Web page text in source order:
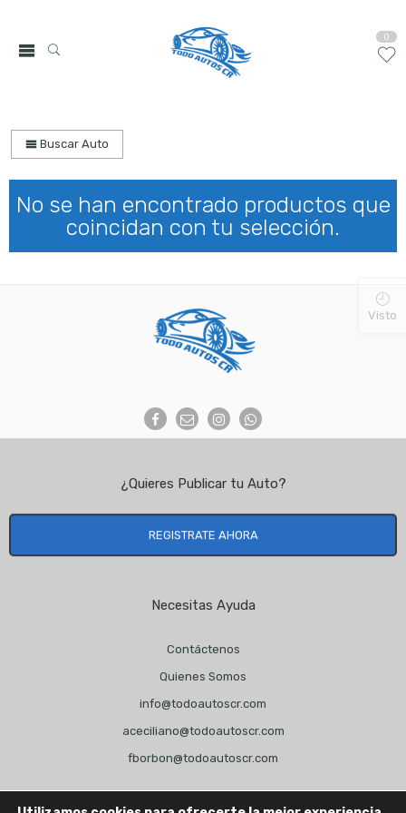
0
Buscar Auto
No se han encontrado productos que
coincidan con tu selección.
¿Quieres Publicar tu Auto?
REGISTRATE AHORA
Necesitas Ayuda
Contáctenos
Quienes Somos
info@todoautoscr.com
aceciliano@todoautoscr.com
fborbon@todoautoscr.com
Visto